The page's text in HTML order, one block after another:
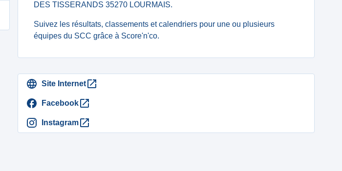
DES TISSERANDS 35270 LOURMAIS.
Suivez les résultats, classements et calendriers pour une ou plusieurs
équipes du SCC grâce à Score'n'co.
Site Internet
Facebook
Instagram